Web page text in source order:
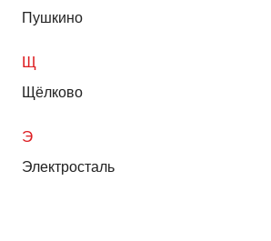
Пушкино
Щ
Щёлково
Э
Электросталь